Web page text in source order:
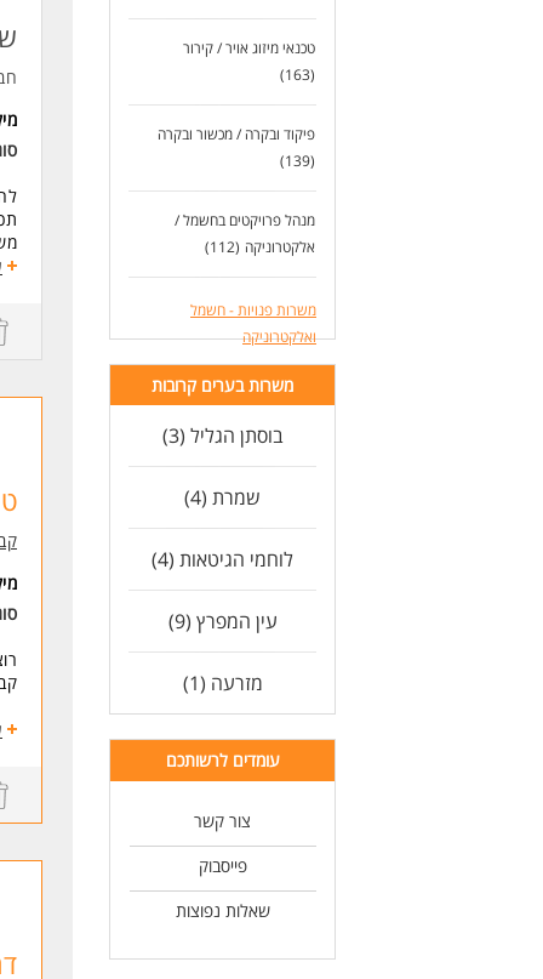
טכנאי מיזוג אויר / קירור
(163)
פיקוד ובקרה / מכשור ובקרה
(139)
מנהל פרויקטים בחשמל /
אלקטרוניקה (112)
משרות פנויות - חשמל
ואלקטרוניקה
משרות בערים קרובות
בוסתן הגליל (3)
שמרת (4)
לוחמי הגיטאות (4)
עין המפרץ (9)
מזרעה (1)
עומדים לרשותכם
צור קשר
פייסבוק
שאלות נפוצות
לפחות 3